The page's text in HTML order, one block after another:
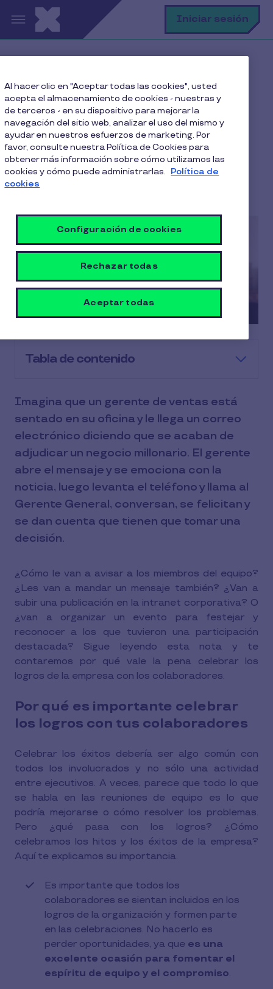
Pasar al contenido principal Iniciar sesión
¿Por qué celebrar los logros de la empresa?
¿Por qué celebrar los
logros de la empresa?
Tabla de contenido
Imagina que un gerente de ventas está
sentado en su oficina y le llega un correo
electrónico diciendo que se acaban de
adjudicar un negocio millonario. El gerente
abre el mensaje y se emociona con la
noticia, luego levanta el teléfono y llama al
Gerente General, conversan, se felicitan y
se dan cuenta que tienen que tomar una
decisión.
¿Cómo le van a avisar a los miembros del equipo?
¿Les van a mandar un mensaje también? ¿Van a
subir una publicación en la intranet corporativa? O
¿van a organizar un evento para festejar y
reconocer a los que tuvieron una participación
destacada? Sigue leyendo esta nota y te
contaremos por qué vale la pena celebrar los
logros de la empresa con los colaboradores.
Por qué es importante celebrar
los logros con tus colaboradores
Celebrar los éxitos debería ser algo común con
todos los involucrados y no sólo una actividad
entre ejecutivos. A veces, parece que todo lo que
se habla en las reuniones de equipo es lo que
podría mejorarse o cómo resolver los problemas.
Pero ¿qué pasa con los logros? ¿Cómo
celebramos los hitos y los éxitos de la empresa?
Aquí te explicamos su importancia.
Es importante que todos los
colaboradores se sientan incluidos en los
logros de la organización y formen parte
en las celebraciones. No hacerlo es
perder oportunidades, ya que es una
excelente ocasión para fomentar el
espíritu de equipo y el compromiso.
Al hacer clic en "Aceptar todas las cookies", usted
acepta el almacenamiento de cookies - nuestras y
de terceros - en su dispositivo para mejorar la
navegación del sitio web, analizar el uso del mismo y
ayudar en nuestros esfuerzos de marketing. Por
favor, consulte nuestra Política de Cookies para
obtener más información sobre cómo utilizamos las
cookies y cómo puede administrarlas. Política de
cookies
Configuración de cookies
Rechazar todas
Aceptar todas